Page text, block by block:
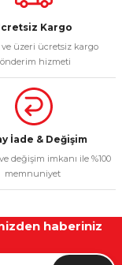
Kargo
ve üzeri ücretsiz kargo
hizmeti
İade & Değişim
değişim imkanı ile %100
memnuniyet
haberiniz